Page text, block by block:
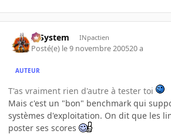
X-System INpactien
Posté(e) le 9 novembre 200520 a
AUTEUR
T'as vraiment rien d'autre à tester toi
Mais c'est un "bon" benchmark qui
systèmes d'exploitation. On dit que les
poster ses scores